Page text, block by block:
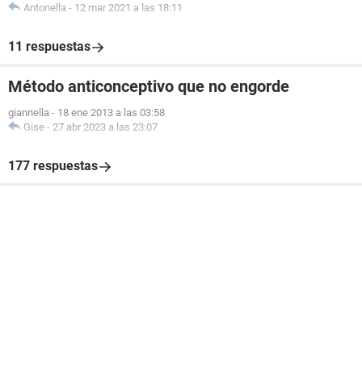
Antonella - 12 mar 2021 a las 18:11
11 respuestas
Método anticonceptivo que no engorde
giannella - 18 ene 2013 a las 03:58
Gise - 27 abr 2023 a las 23:07
177 respuestas